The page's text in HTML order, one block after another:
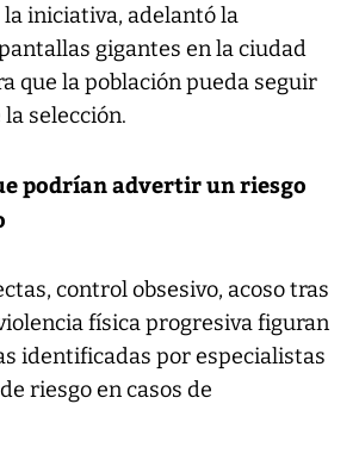
la iniciativa, adelantó la
gigantes en la ciudad
que la población pueda seguir
selección.
podrían advertir un riesgo
control obsesivo, acoso tras
física progresiva figuran
identificadas por especialistas
riesgo en casos de